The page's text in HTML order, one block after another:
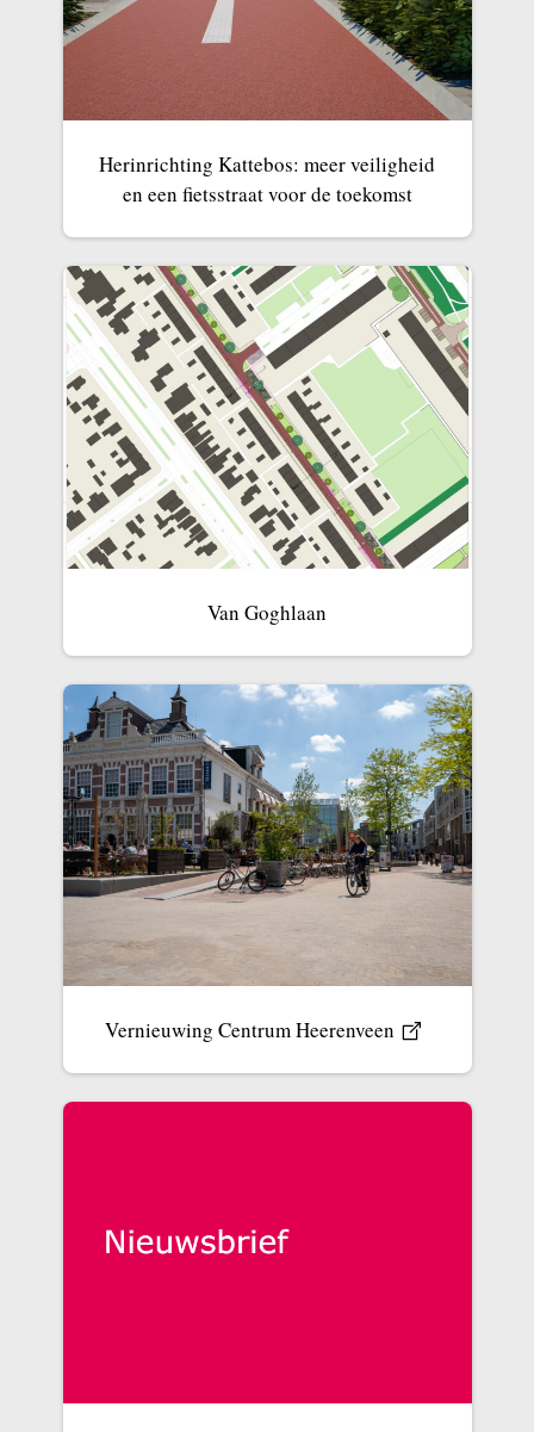
Herinrichting Kattebos: meer veiligheid
en een fietsstraat voor de toekomst
Van Goghlaan
Vernieuwing Centrum Heerenveen